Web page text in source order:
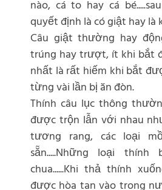
nào, cá to hay cá
quyết định là có giật hay là
Câu giật thường hay
trúng hay trượt, ít khi bắt
nhất là rất hiếm khi bắt
từng vài lần bị ăn đòn.
Thính câu lục thông
được trộn lẫn với nhau
tương rang, các loại
sẵn.....Những loại
chua......Khi thả thính
được hòa tan vào trong